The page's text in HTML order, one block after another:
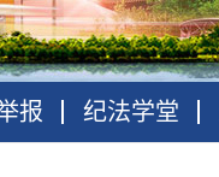
报 纪法学堂